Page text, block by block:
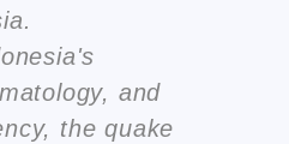
and
the quake